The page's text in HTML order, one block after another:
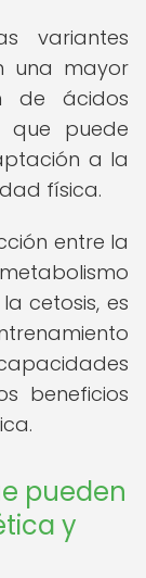
variantes
una mayor
de ácidos
que puede
a la
física.
entre la
cetosis, es
beneficios
pueden
y